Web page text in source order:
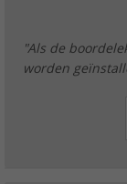
"Als de
worden